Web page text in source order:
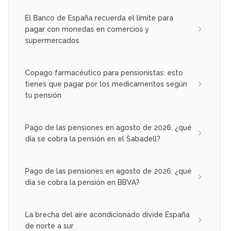
El Banco de España recuerda el límite para
pagar con monedas en comercios y
supermercados
Copago farmacéutico para pensionistas: esto
tienes que pagar por los medicamentos según
tu pensión
Pago de las pensiones en agosto de 2026: ¿qué
día se cobra la pensión en el Sabadell?
Pago de las pensiones en agosto de 2026: ¿qué
día se cobra la pensión en BBVA?
La brecha del aire acondicionado divide España
de norte a sur